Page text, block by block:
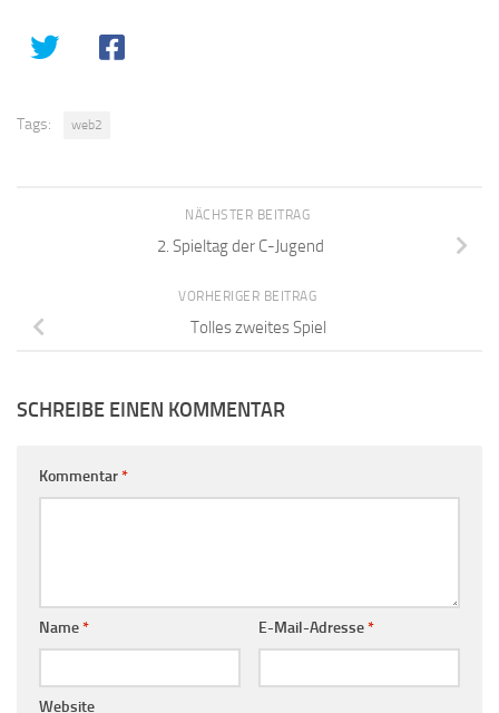
Tags: web2
NÄCHSTER BEITRAG
2. Spieltag der C-Jugend
VORHERIGER BEITRAG
Tolles zweites Spiel
SCHREIBE EINEN KOMMENTAR
Kommentar*
Name* E-Mail-Adresse*
Website